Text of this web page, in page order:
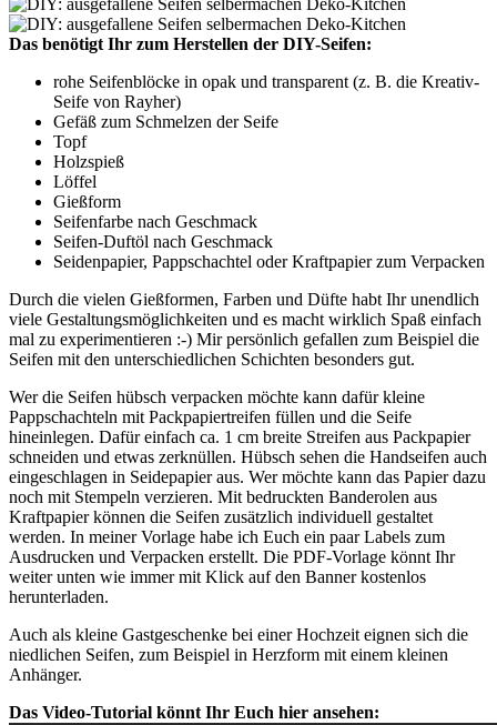
Das benötigt Ihr zum Herstellen der DIY-Seifen:
rohe Seifenblöcke in opak und transparent (z. B. die Kreativ-
Seife von Rayher)
Gefäß zum Schmelzen der Seife
Topf
Holzspieß
Löffel
Gießform
Seifenfarbe nach Geschmack
Seifen-Duftöl nach Geschmack
Seidenpapier, Pappschachtel oder Kraftpapier zum Verpacken
Durch die vielen Gießformen, Farben und Düfte habt Ihr unendlich
viele Gestaltungsmöglichkeiten und es macht wirklich Spaß einfach
mal zu experimentieren :-) Mir persönlich gefallen zum Beispiel die
Seifen mit den unterschiedlichen Schichten besonders gut.
Wer die Seifen hübsch verpacken möchte kann dafür kleine
Pappschachteln mit Packpapiertreifen füllen und die Seife
hineinlegen. Dafür einfach ca. 1 cm breite Streifen aus Packpapier
schneiden und etwas zerknüllen. Hübsch sehen die Handseifen auch
eingeschlagen in Seidepapier aus. Wer möchte kann das Papier dazu
noch mit Stempeln verzieren. Mit bedruckten Banderolen aus
Kraftpapier können die Seifen zusätzlich individuell gestaltet
werden. In meiner Vorlage habe ich Euch ein paar Labels zum
Ausdrucken und Verpacken erstellt. Die PDF-Vorlage könnt Ihr
weiter unten wie immer mit Klick auf den Banner kostenlos
herunterladen.
Auch als kleine Gastgeschenke bei einer Hochzeit eignen sich die
niedlichen Seifen, zum Beispiel in Herzform mit einem kleinen
Anhänger.
Das Video-Tutorial könnt Ihr Euch hier ansehen: